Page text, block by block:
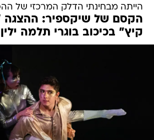
הייתה מבחינתי הדלק המרכזי של
הקסם של שיקספיר: ההצגה
קיץ" בכיכוב בוגרי תלמה ילין